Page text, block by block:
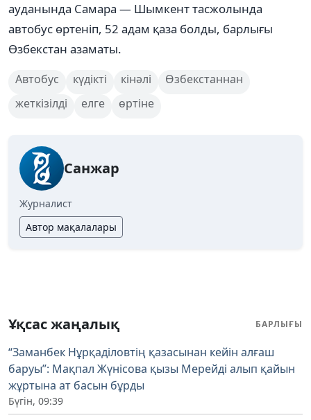
ауданында Самара — Шымкент тасжолында
автобус өртеніп, 52 адам қаза болды, барлығы
Өзбекстан азаматы.
Автобус күдікті кінәлі
Өзбекстаннан
жеткізілді
елге өртіне
Санжар
Журналист
Автор мақалалары
Ұқсас жаңалық БАРЛЫҒЫ
“Заманбек Нұрқаділовтің қазасынан кейін алғаш
баруы”: Мақпал Жүнісова қызы Мерейді алып қайын
жұртына ат басын бұрды
Бүгін, 09:39